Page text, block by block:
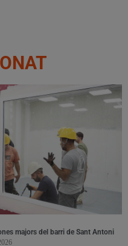
majors del barri de Sant Antoni